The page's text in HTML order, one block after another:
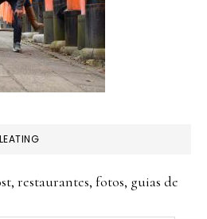
restaurantes, fotos, guias de